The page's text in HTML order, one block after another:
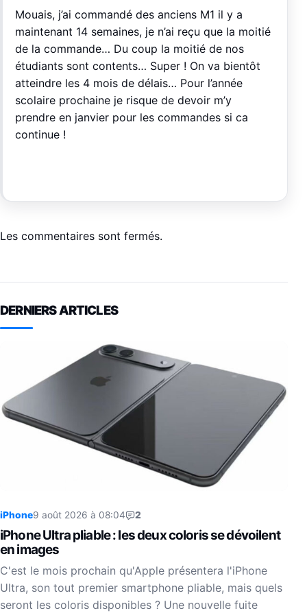
Mouais, j’ai commandé des anciens M1 il y a
maintenant 14 semaines, je n’ai reçu que la moitié
de la commande… Du coup la moitié de nos
étudiants sont contents… Super ! On va bientôt
atteindre les 4 mois de délais… Pour l’année
scolaire prochaine je risque de devoir m’y
prendre en janvier pour les commandes si ca
continue !
Les commentaires sont fermés.
DERNIERS ARTICLES
iPhone9 août 2026 à 08:04 2
iPhone Ultra pliable : les deux coloris se dévoilent
en images
C'est le mois prochain qu'Apple présentera l'iPhone
Ultra, son tout premier smartphone pliable, mais quels
seront les coloris disponibles ? Une nouvelle fuite